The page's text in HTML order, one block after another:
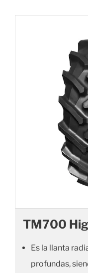
TM700
Es la llanta
profundas,